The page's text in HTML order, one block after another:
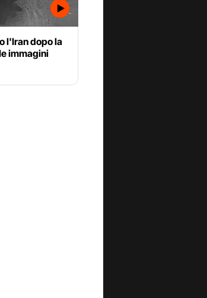
l'Iran dopo la
immagini